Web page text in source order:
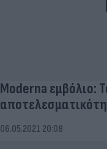
Moderna εμβόλιο:
06.05.2021 20:08